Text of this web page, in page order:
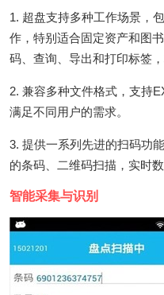
1. 超盘支持多种工作场景，
作，特别适合固定资产和图
码、查询、导出和打印标签
2. 兼容多种文件格式，支持
满足不同用户的需求。
3. 提供一系列先进的扫码功
的条码、二维码扫描，实时
智能采集与识别